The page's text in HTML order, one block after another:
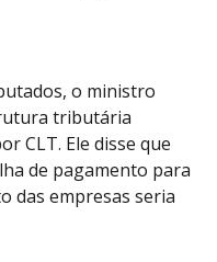
o ministro
tributária
CLT. Ele disse que
de pagamento para
das empresas seria